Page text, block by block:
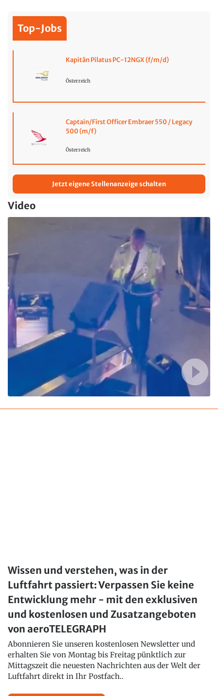
Top-Jobs
Kapitän Pilatus PC-12NGX (f/m/d)
Österreich
Captain/First Officer Embraer 550 / Legacy
500 (m/f)
Österreich
Jetzt eigene Stellenanzeige schalten
Video
Wissen und verstehen, was in der
Luftfahrt passiert: Verpassen Sie keine
Entwicklung mehr - mit den exklusiven
und kostenlosen und Zusatzangeboten
von aeroTELEGRAPH
Abonnieren Sie unseren kostenlosen Newsletter und
erhalten Sie von Montag bis Freitag pünktlich zur
Mittagszeit die neuesten Nachrichten aus der Welt der
Luftfahrt direkt in Ihr Postfach..